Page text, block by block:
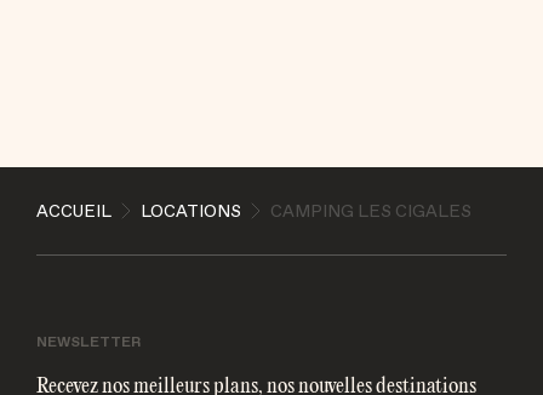
J'accepte que les informations soient traitées
ACCUEIL LOCATIONS CAMPING LES CIGALES
NEWSLETTER
Recevez nos meilleurs plans, nos nouvelles destinations